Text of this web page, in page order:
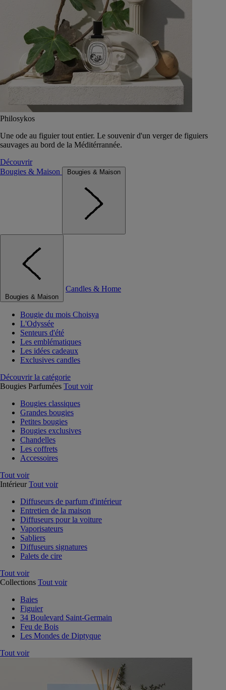
Philosykos
Une ode au figuier tout entier. Le souvenir d'un verger de figuiers
sauvages au bord de la Méditérrannée.
Découvrir
Bougies & Maison
Bougies & Maison
Bougies & Maison
Candles & Home
Bougie du mois Choisya
L'Odyssée
Senteurs d'été
Les emblématiques
Les idées cadeaux
Exclusives candles
Découvrir la catégorie
Bougies Parfumées Tout voir
Bougies classiques
Grandes bougies
Petites bougies
Bougies exclusives
Chandelles
Les coffrets
Accessoires
Tout voir
Intérieur Tout voir
Diffuseurs de parfum d'intérieur
Entretien de la maison
Diffuseurs pour la voiture
Vaporisateurs
Sabliers
Diffuseurs signatures
Palets de cire
Tout voir
Collections Tout voir
Baies
Figuier
34 Boulevard Saint-Germain
Feu de Bois
Les Mondes de Diptyque
Tout voir